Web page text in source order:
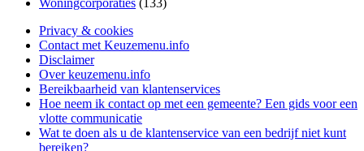
Woningcorporaties (133)
Privacy & cookies
Contact met Keuzemenu.info
Disclaimer
Over keuzemenu.info
Bereikbaarheid van klantenservices
Hoe neem ik contact op met een gemeente? Een gids voor een
vlotte communicatie
Wat te doen als u de klantenservice van een bedrijf niet kunt
bereiken?